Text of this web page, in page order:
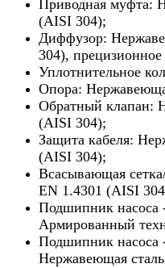
Приводная муфта:
(AISI 304);
Диффузор:
304), прецизионное
Уплотнительное
Опора:
Обратный клапан:
(AISI 304);
Защита кабеля:
(AISI 304);
Всасывающая
EN 1.4301 (AISI
Подшипник насоса
Армированный
Подшипник насоса
Нержавеющая